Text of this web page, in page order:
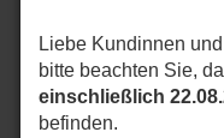
Liebe Kundinnen
bitte beachten Sie,
einschließlich
befinden.